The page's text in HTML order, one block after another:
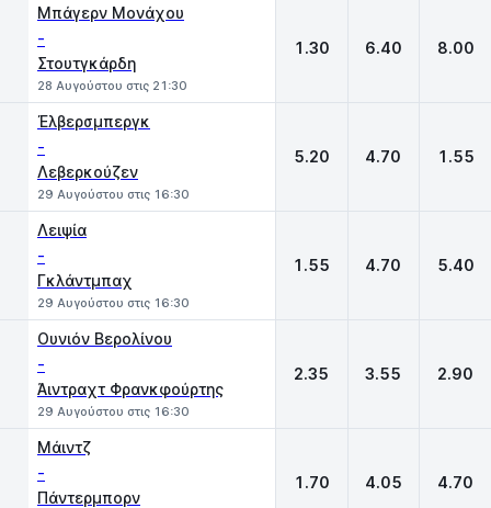
Μπάγερν Μονάχου
-
Στουτγκάρδη
28 Αυγούστου στις 21:30
1.30 6.40 8.00
Έλβερσμπεργκ
-
Λεβερκούζεν
29 Αυγούστου στις 16:30
5.20 4.70 1.55
Λειψία
-
Γκλάντμπαχ
29 Αυγούστου στις 16:30
1.55 4.70 5.40
Ουνιόν Βερολίνου
-
Άιντραχτ Φρανκφούρτης
29 Αυγούστου στις 16:30
2.35 3.55 2.90
Μάιντζ
-
Πάντερμπορν
1.70 4.05 4.70